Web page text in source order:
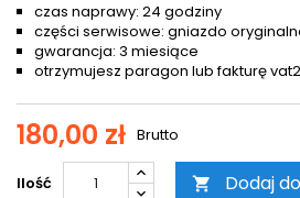
czas naprawy: 24 godziny
części serwisowe: gniazdo
gwarancja: 3 miesiące
otrzymujesz paragon lub fakturę
180,00 zł Brutto
Ilość  Dodaj